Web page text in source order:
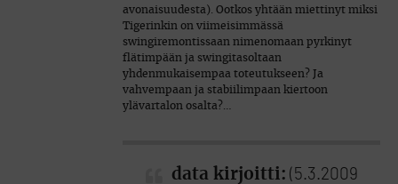
avonaisuudesta). Ootkos yhtään miettinyt miksi
Tigerinkin on viimeisimmässä
swingiremontissaan nimenomaan pyrkinyt
flätimpään ja swingitasoltaan
yhdenmukaisempaa toteutukseen? Ja
vahvempaan ja stabiilimpaan kiertoon
ylävartalon osalta?…
data kirjoitti: (5.3.2009